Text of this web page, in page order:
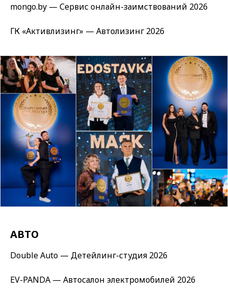
mongo.by — Сервис онлайн-заимствований 2026
ГК «Активлизинг» — Автолизинг 2026
АВТО
Double Auto — Детейлинг-студия 2026
EV-PANDA — Автосалон электромобилей 2026